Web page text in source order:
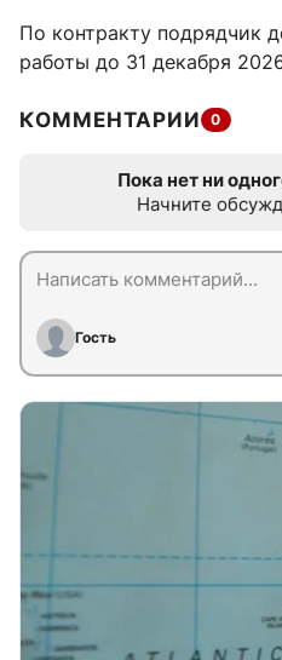
По контракту подрядчик
работы до 31 декабря
КОММЕНТАРИИ 0
Пока нет ни
Начните
Гость